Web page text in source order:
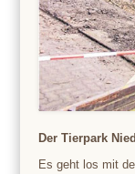
Der Tierpark
Es geht los mit